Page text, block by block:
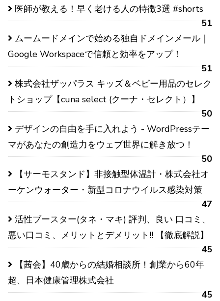
医師が教える！早く老ける人の特徴3選 #shorts
51
ムームードメインで始める独自ドメインメール｜
Google Workspaceで信頼と効率をアップ！
51
株式会社ザッパラス キッズ＆ベビー用品のセレク
トショップ【cuna select (クーナ・セレクト）】
50
デザインの自由を手に入れよう - WordPressテー
マがあなたの創造力をウェブ世界に解き放つ！
50
【サーモスタンド】非接触型体温計・株式会社オ
ーケンウォーター・新型コロナウイルス感染対策
47
活性ブースター(タネ・マキ) 評判、良い 口コミ、
悪い口コミ、メリットとデメリット!! 【徹底解説】
45
【茜会】40歳からの結婚相談所！創業から60年
超、日本健康管理株式会社
45